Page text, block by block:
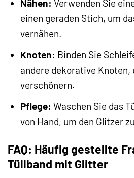
Nähen: Verwenden Sie
einen geraden Stich, um
vernähen.
Knoten: Binden Sie
andere dekorative Knoten,
verschönern.
Pflege: Waschen Sie das
von Hand, um den Glitzer
FAQ: Häufig gestellte
Tüllband mit Glitter